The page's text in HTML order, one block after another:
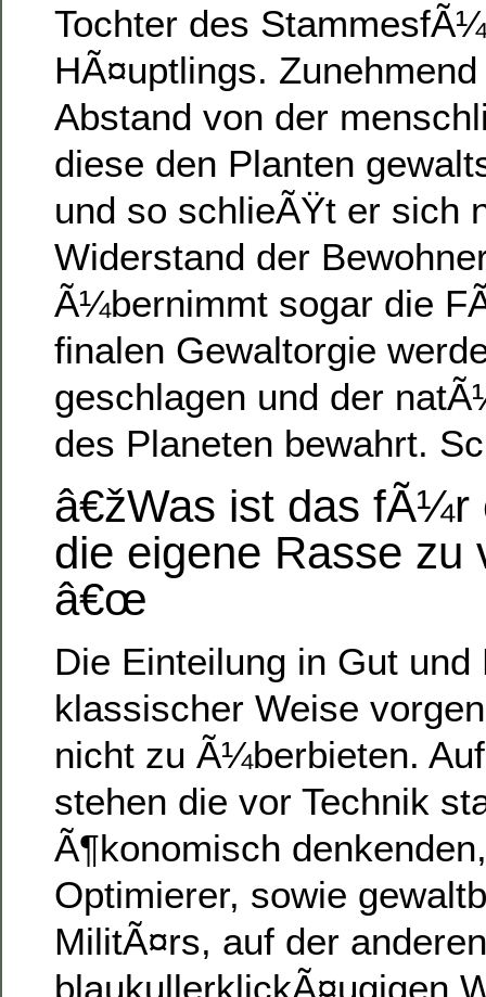
Tochter des
HÃ¤uptlings.
Abstand von der
diese den Planten
und so schlieÃŸt er sich
Widerstand der
Ã¼bernimmt sogar die
finalen Gewaltorgie
geschlagen und der
des Planeten bewahrt.
â€žWas ist das
die eigene Rasse zu
â€œ
Die Einteilung in Gut und
klassischer Weise
nicht zu Ã¼berbieten.
stehen die vor Technik
Ã¶konomisch
Optimierer, sowie
MilitÃ¤rs, auf der
blaukullerklickÃ¤ugigen